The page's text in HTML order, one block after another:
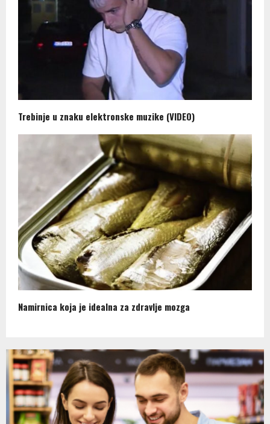
Trebinje u znaku elektronske muzike (VIDEO)
Namirnica koja je idealna za zdravlje mozga